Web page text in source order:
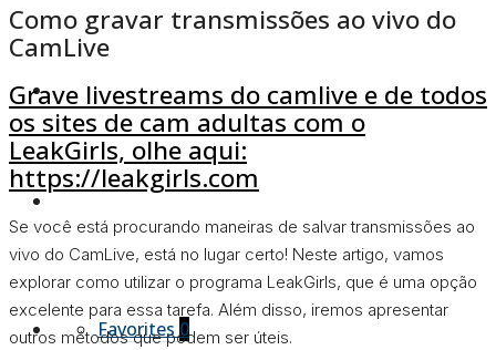
About Us
Favorites0
Como gravar transmissões ao vivo do
CamLive
Grave livestreams do camlive e de todos
os sites de cam adultas com o
LeakGirls, olhe aqui:
https://leakgirls.com
Se você está procurando maneiras de salvar transmissões ao
vivo do CamLive, está no lugar certo! Neste artigo, vamos
explorar como utilizar o programa LeakGirls, que é uma opção
excelente para essa tarefa. Além disso, iremos apresentar
outros métodos que podem ser úteis.